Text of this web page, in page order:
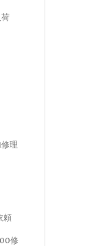
理
頼
修